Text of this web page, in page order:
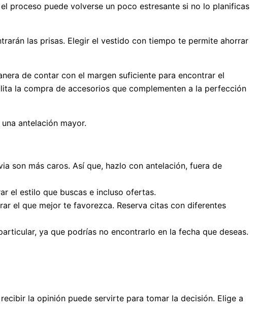
proceso puede volverse un poco estresante si no lo planificas
las prisas. Elegir el vestido con tiempo te permite ahorrar
de contar con el margen suficiente para encontrar el
la compra de accesorios que complementen a la perfección
antelación mayor.
son más caros. Así que, hazlo con antelación, fuera de
el estilo que buscas e incluso ofertas.
el que mejor te favorezca. Reserva citas con diferentes
ya que podrías no encontrarlo en la fecha que deseas.
la opinión puede servirte para tomar la decisión. Elige a